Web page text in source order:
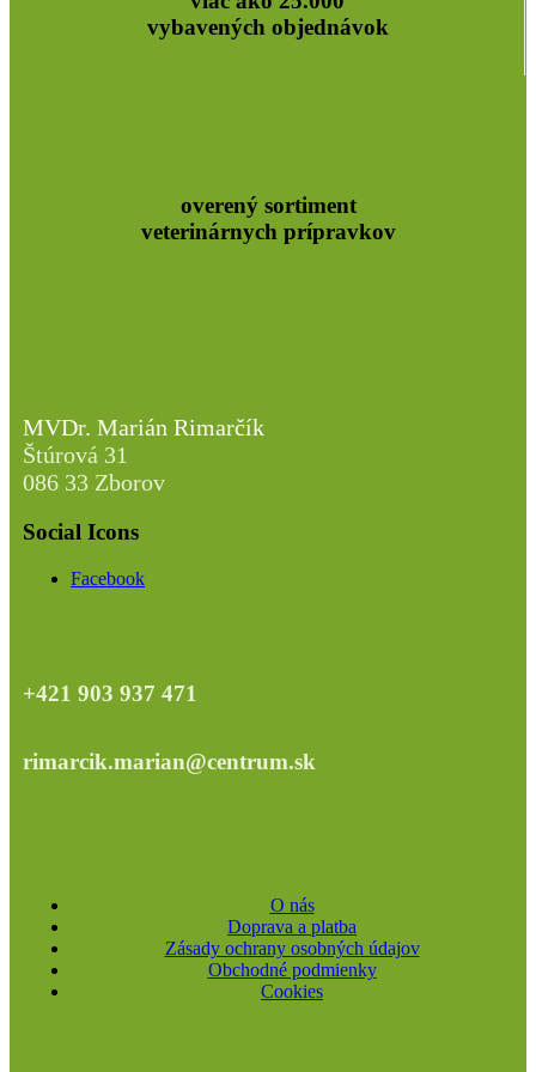
vybavených objednávok
overený sortiment
veterinárnych prípravkov
MVDr. Marián Rimarčík
Štúrová 31
086 33 Zborov
Social Icons
Facebook
+421 903 937 471
rimarcik.marian@centrum.sk
O nás
Doprava a platba
Zásady ochrany osobných údajov
Obchodné podmienky
Cookies